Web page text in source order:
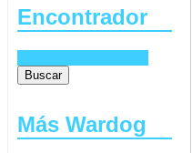
Encontrador
Más Wardog